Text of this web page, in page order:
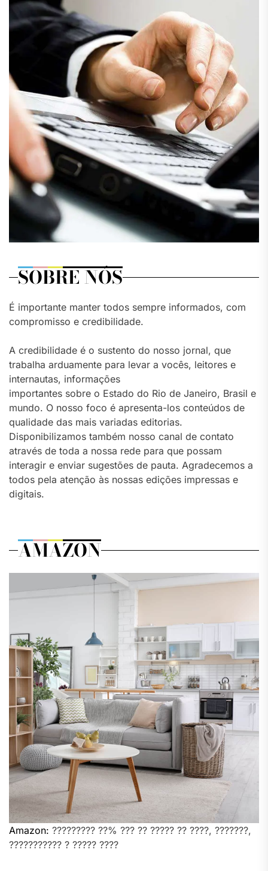
SOBRE NÓS
É importante manter todos sempre informados, com
compromisso e credibilidade.
A credibilidade é o sustento do nosso jornal, que
trabalha arduamente para levar a vocês, leitores e
internautas, informações
importantes sobre o Estado do Rio de Janeiro, Brasil e
mundo. O nosso foco é apresenta-los conteúdos de
qualidade das mais variadas editorias.
Disponibilizamos também nosso canal de contato
através de toda a nossa rede para que possam
interagir e enviar sugestões de pauta. Agradecemos a
todos pela atenção às nossas edições impressas e
digitais.
AMAZON
Amazon: ????????? ??% ??? ?? ????? ?? ????, ???????,
??????????? ? ????? ????